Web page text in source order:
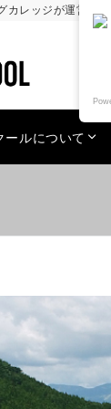
カレッジが運営す
ールについて